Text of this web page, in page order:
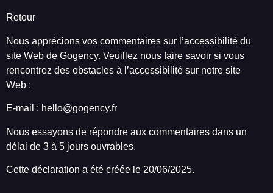
Retour
Nous apprécions vos commentaires sur l’accessibilité du
site Web de Gogency. Veuillez nous faire savoir si vous
rencontrez des obstacles à l’accessibilité sur notre site
Web :
E-mail : hello@gogency.fr
Nous essayons de répondre aux commentaires dans un
délai de 3 à 5 jours ouvrables.
Cette déclaration a été créée le 20/06/2025.